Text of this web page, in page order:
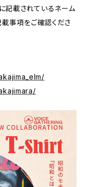
記載されているネーム
載事項をご確認くださ